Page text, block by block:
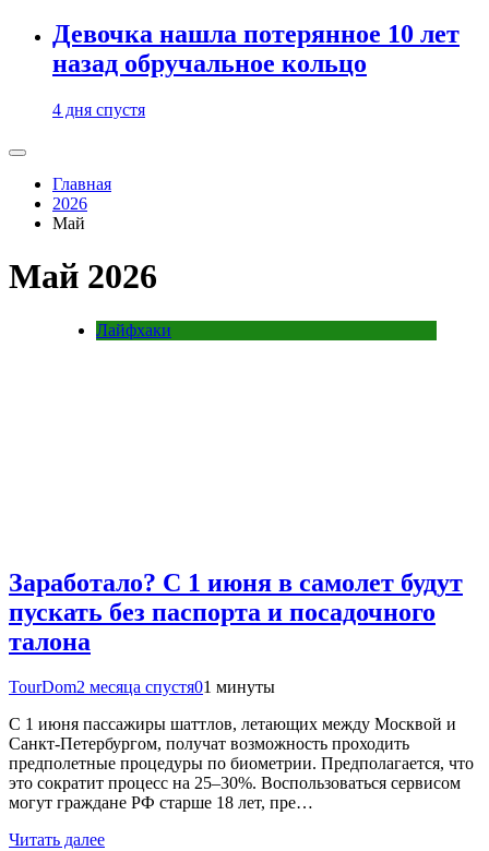
Девочка нашла потерянное 10 лет
назад обручальное кольцо
4 дня спустя
Главная
2026
Май
Май 2026
Лайфхаки
Заработало? С 1 июня в самолет будут
пускать без паспорта и посадочного
талона
TourDom2 месяца спустя01 минуты
С 1 июня пассажиры шаттлов, летающих между Москвой и
Санкт-Петербургом, получат возможность проходить
предполетные процедуры по биометрии. Предполагается, что
это сократит процесс на 25–30%. Воспользоваться сервисом
могут граждане РФ старше 18 лет, пре…
Читать далее